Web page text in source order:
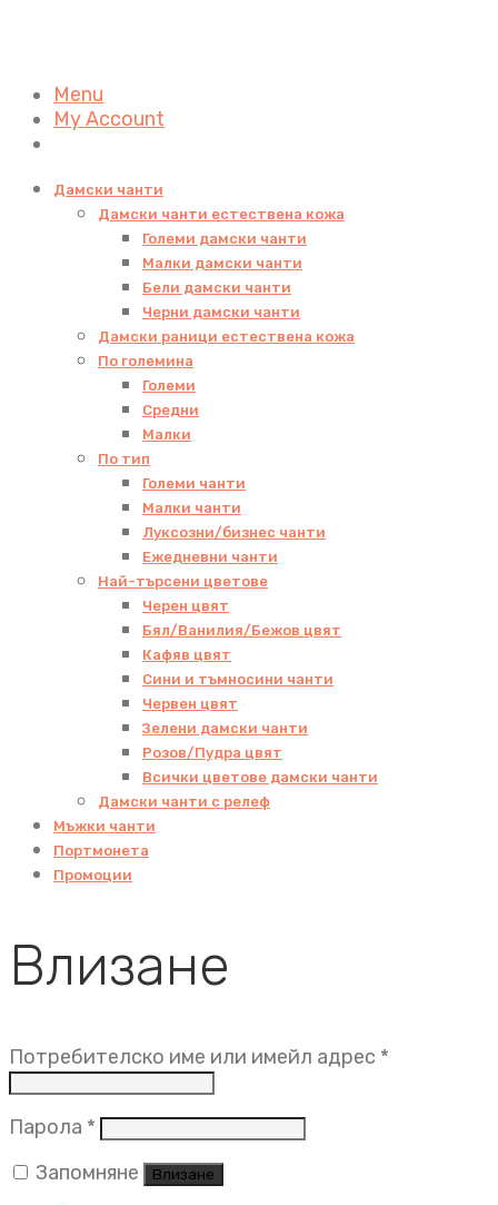
Menu
My Account
Дамски чанти
Дамски чанти естествена кожа
Големи дамски чанти
Малки дамски чанти
Бели дамски чанти
Черни дамски чанти
Дамски раници естествена кожа
По големина
Големи
Средни
Малки
По тип
Големи чанти
Малки чанти
Луксозни/бизнес чанти
Ежедневни чанти
Най-търсени цветове
Черен цвят
Бял/Ванилия/Бежов цвят
Кафяв цвят
Сини и тъмносини чанти
Червен цвят
Зелени дамски чанти
Розов/Пудра цвят
Всички цветове дамски чанти
Дамски чанти с релеф
Мъжки чанти
Портмонета
Промоции
Влизане
Потребителско име или имейл адрес *
Парола * Задължително
Запомняне
Влизане